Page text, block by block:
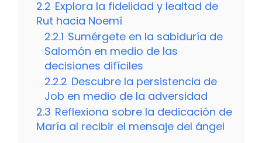
2.2 Explora la fidelidad y lealtad de
Rut hacia Noemí
2.2.1 Sumérgete en la sabiduría de
Salomón en medio de las
decisiones difíciles
2.2.2 Descubre la persistencia de
Job en medio de la adversidad
2.3 Reflexiona sobre la dedicación de
María al recibir el mensaje del ángel